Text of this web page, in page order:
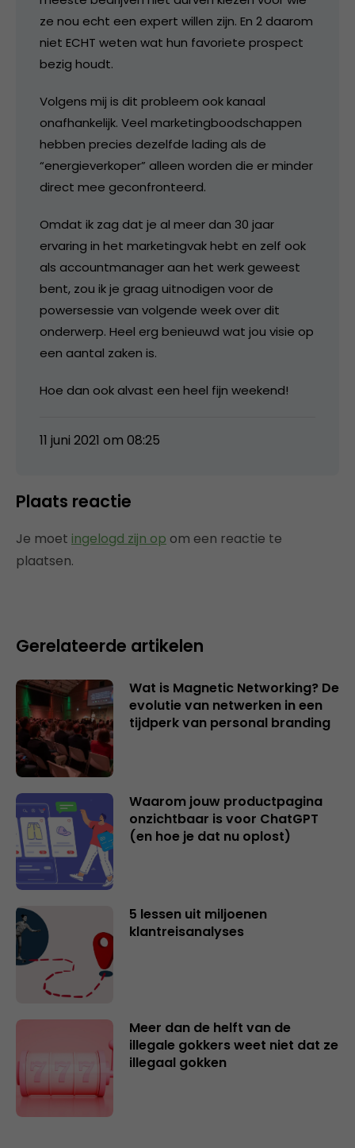
ze nou echt een expert willen zijn. En 2 daarom
niet ECHT weten wat hun favoriete prospect
bezig houdt.
Volgens mij is dit probleem ook kanaal
onafhankelijk. Veel marketingboodschappen
hebben precies dezelfde lading als de
“energieverkoper” alleen worden die er minder
direct mee geconfronteerd.
Omdat ik zag dat je al meer dan 30 jaar
ervaring in het marketingvak hebt en zelf ook
als accountmanager aan het werk geweest
bent, zou ik je graag uitnodigen voor de
powersessie van volgende week over dit
onderwerp. Heel erg benieuwd wat jou visie op
een aantal zaken is.
Hoe dan ook alvast een heel fijn weekend!
11 juni 2021 om 08:25
Plaats reactie
Je moet ingelogd zijn op om een reactie te
plaatsen.
Gerelateerde artikelen
Wat is Magnetic Networking? De
evolutie van netwerken in een
tijdperk van personal branding
Waarom jouw productpagina
onzichtbaar is voor ChatGPT
(en hoe je dat nu oplost)
5 lessen uit miljoenen
klantreisanalyses
Meer dan de helft van de
illegale gokkers weet niet dat ze
illegaal gokken